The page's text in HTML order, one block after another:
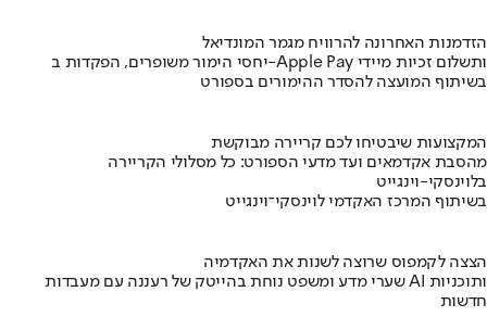
הזדמנות האחרונה להרוויח מגמר המונדיאל
יחסי הימור משופרים, הפקדות ב-Apple Pay ותשלום זכיות מיידי
בשיתוף המועצה להסדר ההימורים בספורט
המקצועות שיבטיחו לכם קריירה מבוקשת
מהסבת אקדמאים ועד מדעי הספורט: כל מסלולי הקריירה
בלוינסקי-וינגייט
בשיתוף המרכז האקדמי לוינסקי־וינגייט
הצצה לקמפוס שרוצה לשנות את האקדמיה
שערי מדע ומשפט נוחת בהייטק של רעננה עם מעבדות AI ותוכניות
חדשות